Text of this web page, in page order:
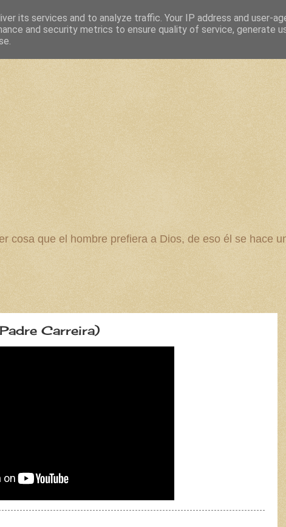
cosa que el hombre prefiera a Dios, de eso él se hace
Carreira)
its services and to analyze traffic. Your IP address and user-
and security metrics to ensure quality of service, generate